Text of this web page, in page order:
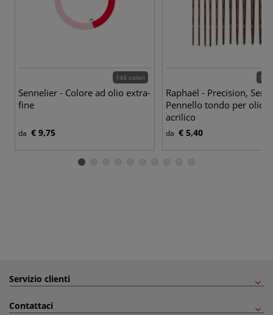
144 colori
Sennelier - Colore ad olio extra-
fine
da € 9,75
12
Raphaël - Precision,
Pennello tondo per olio e
acrilico
da € 5,40
Servizio clienti
Contattaci